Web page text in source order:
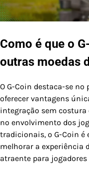
Como é que o
outras moedas
O G-Coin destaca-se
oferecer vantagens
integração sem
no envolvimento dos
tradicionais, o G-Coin é
melhorar a experiência
atraente para jogadores